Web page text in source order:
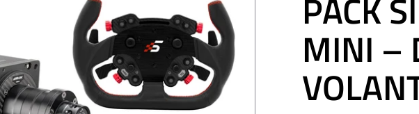
MINI –